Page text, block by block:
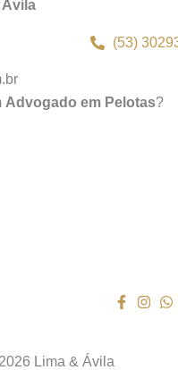
(53)
Advogado em Pelotas?
Lima & Ávila